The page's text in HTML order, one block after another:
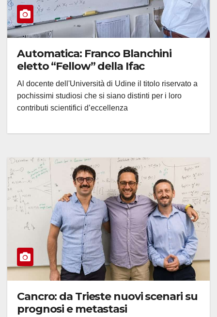
Automatica: Franco Blanchini
eletto “Fellow” della Ifac
Al docente dell'Università di Udine il titolo riservato a
pochissimi studiosi che si siano distinti per i loro
contributi scientifici d’eccellenza
Cancro: da Trieste nuovi scenari su
prognosi e metastasi